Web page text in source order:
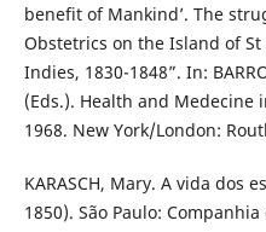
benefit of Mankind’. The
Obstetrics on the Island of
Indies, 1830-1848”. In:
(Eds.). Health and Medecine
1968. New York/London:
KARASCH, Mary. A vida dos
1850). São Paulo: